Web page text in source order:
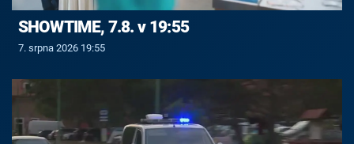
SHOWTIME, 7.8. v 19:55
7. srpna 2026 19:55